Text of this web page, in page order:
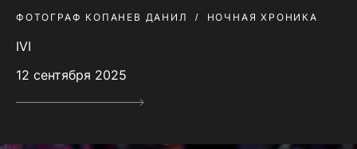
ФОТОГРАФ КОПАНЕВ ДАНИЛ НОЧНАЯ ХРОНИКА
IVI
12 сентября 2025